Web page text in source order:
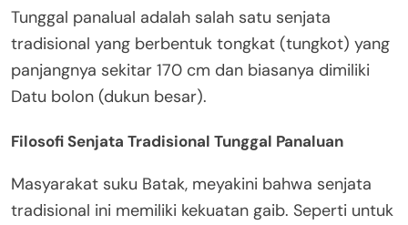
Tunggal panalual adalah salah satu senjata
tradisional yang berbentuk tongkat (tungkot) yang
panjangnya sekitar 170 cm dan biasanya dimiliki
Datu bolon (dukun besar).
Filosofi Senjata Tradisional Tunggal Panaluan
Masyarakat suku Batak, meyakini bahwa senjata
tradisional ini memiliki kekuatan gaib. Seperti untuk